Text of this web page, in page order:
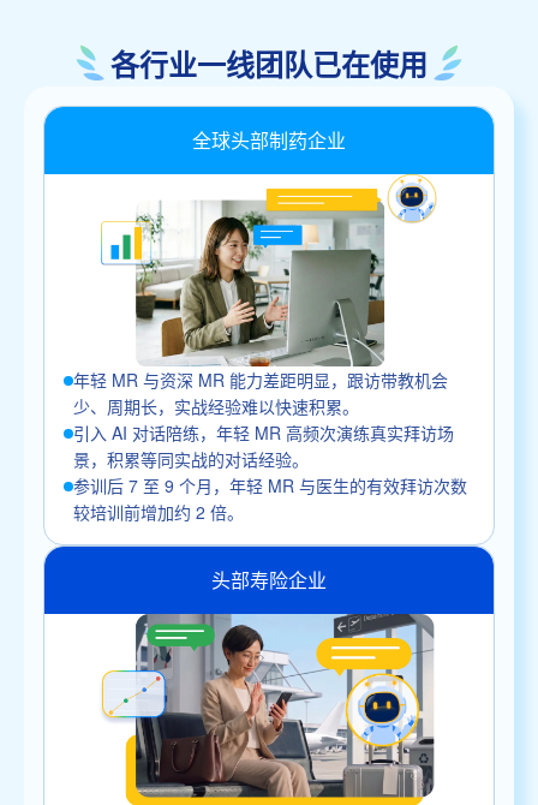
各行业一线团队已在使用
全球头部制药企业
年轻 MR 与资深 MR 能力差距明显，跟访带教机会
少、周期长，实战经验难以快速积累。
引入 AI 对话陪练，年轻 MR 高频次演练真实拜访场
景，积累等同实战的对话经验。
参训后 7 至 9 个月，年轻 MR 与医生的有效拜访次数
较培训前增加约 2 倍。
头部寿险企业